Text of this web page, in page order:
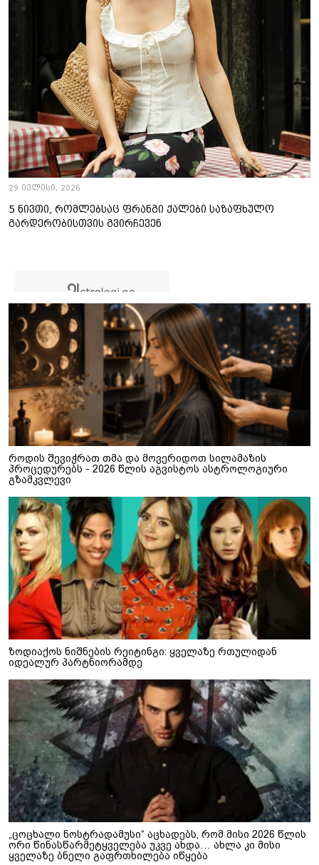
29 ივლისი, 2026
5 ნივთი, რომლებსაც ფრანგი ქალები საზაფხულო
გარდერობისთვის გვირჩევენ
როდის შევიჭრათ თმა და მოვერიდოთ სილამაზის
პროცედურებს - 2026 წლის აგვისტოს ასტროლოგიური
გზამკვლევი
ზოდიაქოს ნიშნების რეიტინგი: ყველაზე რთულიდან
იდეალურ პარტნიორამდე
„ცოცხალი ნოსტრადამუსი“ აცხადებს, რომ მისი 2026 წლის
ორი წინასწარმეტყველება უკვე ახდა… ახლა კი მისი
ყველაზე ბნელი გაფრთხილება იწყება